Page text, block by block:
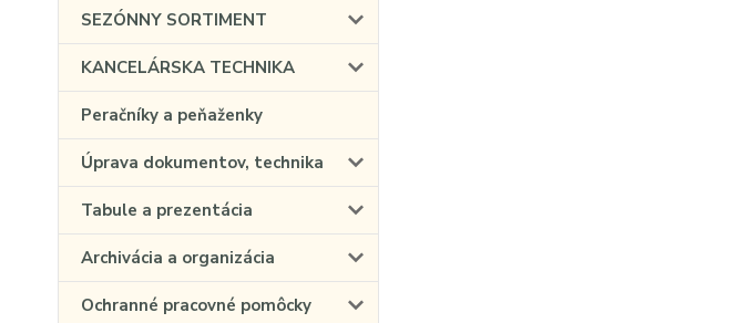
SEZÓNNY SORTIMENT
KANCELÁRSKA TECHNIKA
Peračníky a peňaženky
Úprava dokumentov, technika
Tabule a prezentácia
Archivácia a organizácia
Ochranné pracovné pomôcky